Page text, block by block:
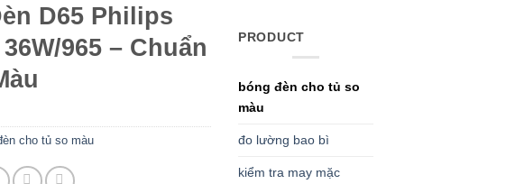
D65 Philips
965 – Chuẩn
cho tủ so màu
PRODUCT
bóng đèn cho tủ so
màu
đo lường bao bì
kiểm tra may mặc